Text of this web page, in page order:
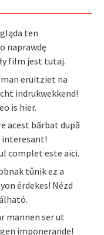
ten
naprawdę
film jest tutaj.
man eruitziet na
indrukwekkend!
is hier.
acest bărbat după
interesant!
complet este aici.
tűnik ez a
érdekes! Nézd
mannen ser ut
imponerande!